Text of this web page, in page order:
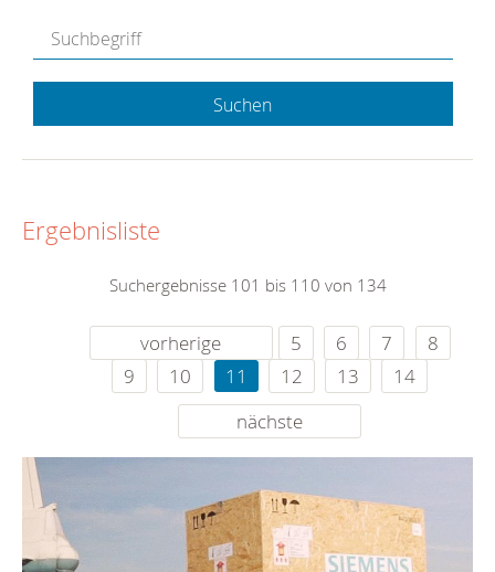
Suchen
Ergebnisliste
Suchergebnisse 101 bis 110 von 134
vorherige 5 6 7
8
9
10 11 12 13
14
nächste